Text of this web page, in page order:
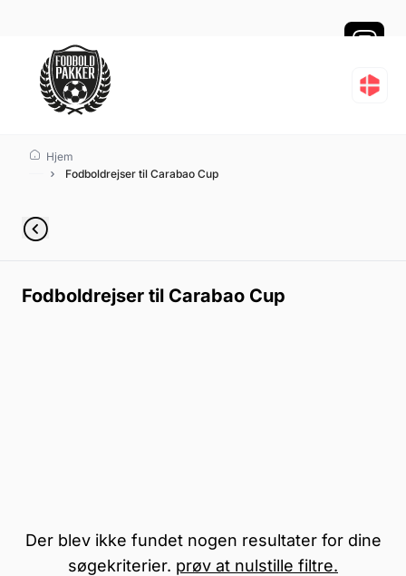
Fodboldrejser til
Hjem
Fodboldrejser til Carabao Cup
Fodboldrejser til Carabao Cup
Der blev ikke fundet nogen resultater for dine
søgekriterier. prøv at nulstille filtre.